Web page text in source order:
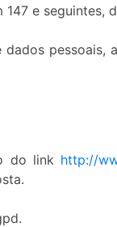
e seguintes,
pessoais,
do link http://